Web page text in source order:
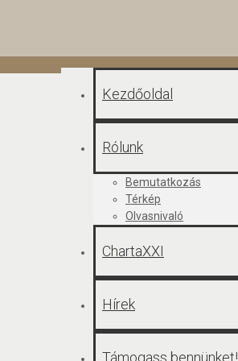
Kezdőoldal
Rólunk
Bemutatkozás
Térkép
Olvasnivaló
ChartaXXI
Hírek
Támogass bennünket!